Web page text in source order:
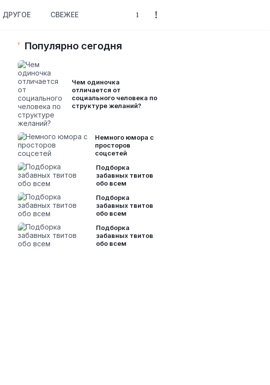
ДРУГОЕ СВЕЖЕЕ
Популярно сегодня
Чем одиночка
отличается от
социального человека по
структуре желаний?
Немного юмора с
просторов
соцсетей
Подборка
забавных твитов
обо всем
Подборка
забавных твитов
обо всем
Подборка
забавных твитов
обо всем